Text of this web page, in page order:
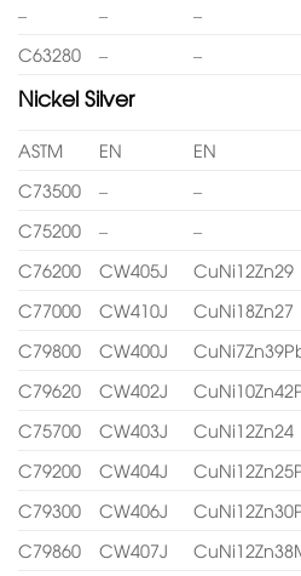
–
– –
C63280
– –
Nickel Silver
ASTM EN EN
C73500
– –
C75200
– –
C76200
CW405J CuNi12Zn29
C77000
CW410J CuNi18Zn27
C79800
CW400J
C79620
CW402J
C75700
CW403J CuNi12Zn24
C79200
CW404J
C79300
CW406J
C79860
CW407J